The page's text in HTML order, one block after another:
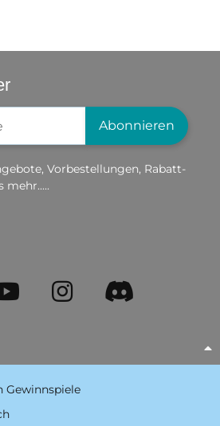
Abonnieren
Vorbestellungen, Rabatt-
mehr.....
Gewinnspiele